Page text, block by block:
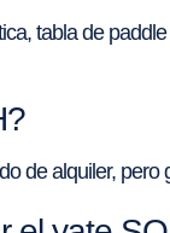
tabla de
de alquiler,